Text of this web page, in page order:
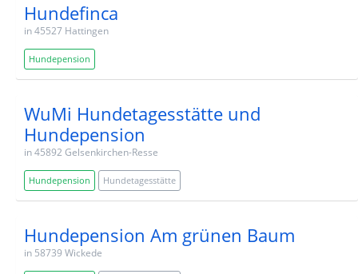
Hundefinca
in 45527 Hattingen
Hundepension
WuMi Hundetagesstätte und
Hundepension
in 45892 Gelsenkirchen-Resse
Hundepension Hundetagesstätte
Hundepension Am grünen Baum
in 58739 Wickede